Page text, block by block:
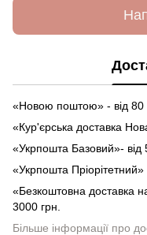
«Новою поштою» - від 80
«Кур'єрська доставка
«Укрпошта Базовий»- від
«Укрпошта Пріорітетний»
«Безкоштовна доставка
3000 грн.
Більше інформації про